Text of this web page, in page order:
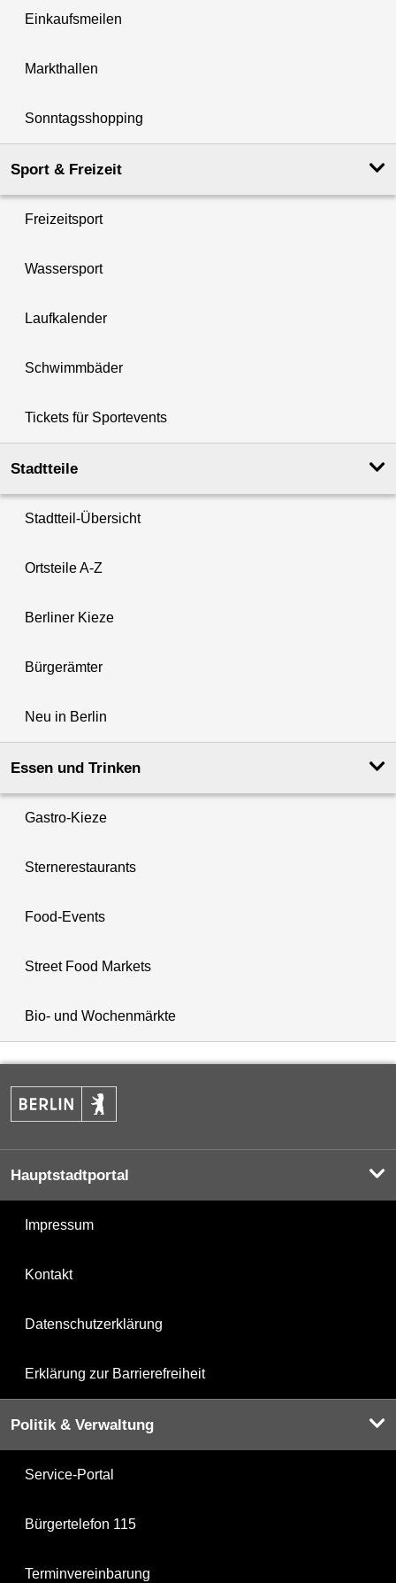
Einkaufsmeilen
Markthallen
Sonntagsshopping
Sport & Freizeit
Freizeitsport
Wassersport
Laufkalender
Schwimmbäder
Tickets für Sportevents
Stadtteile
Stadtteil-Übersicht
Ortsteile A-Z
Berliner Kieze
Bürgerämter
Neu in Berlin
Essen und Trinken
Gastro-Kieze
Sternerestaurants
Food-Events
Street Food Markets
Bio- und Wochenmärkte
Hauptstadtportal
Impressum
Kontakt
Datenschutzerklärung
Erklärung zur Barrierefreiheit
Politik & Verwaltung
Service-Portal
Bürgertelefon 115
Terminvereinbarung